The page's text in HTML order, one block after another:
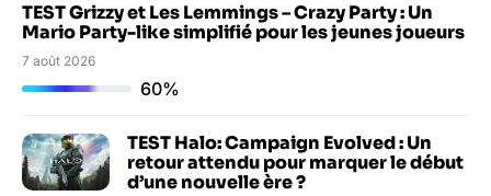
TEST Grizzy et Les Lemmings – Crazy Party : Un
Mario Party-like simplifié pour les jeunes joueurs
7 août 2026
60%
TEST Halo: Campaign Evolved : Un
retour attendu pour marquer le début
d’une nouvelle ère ?